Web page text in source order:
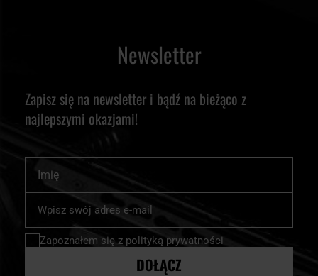
Newsletter
Zapisz się na newsletter i bądź na bieżąco z
najlepszymi okazjami!
nasz
newsletter:
Zapoznałem się z polityką prywatności
DOŁĄCZ